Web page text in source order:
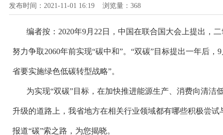
发布时间：2021-11-01 16:19 浏览量：368
编者按： 2020年9月22日，中国在联合国大会上提出，
努力争取2060年前实现“碳中和”。“双碳”目标提出一年后
省要实施绿色低碳转型战略”。
为实现“双碳”目标，在加快推进能源生产、消费向清洁
升级的道路上，我省地方在相关行业领域都有哪些积极尝
报道“碳”索之路，为您揭晓。